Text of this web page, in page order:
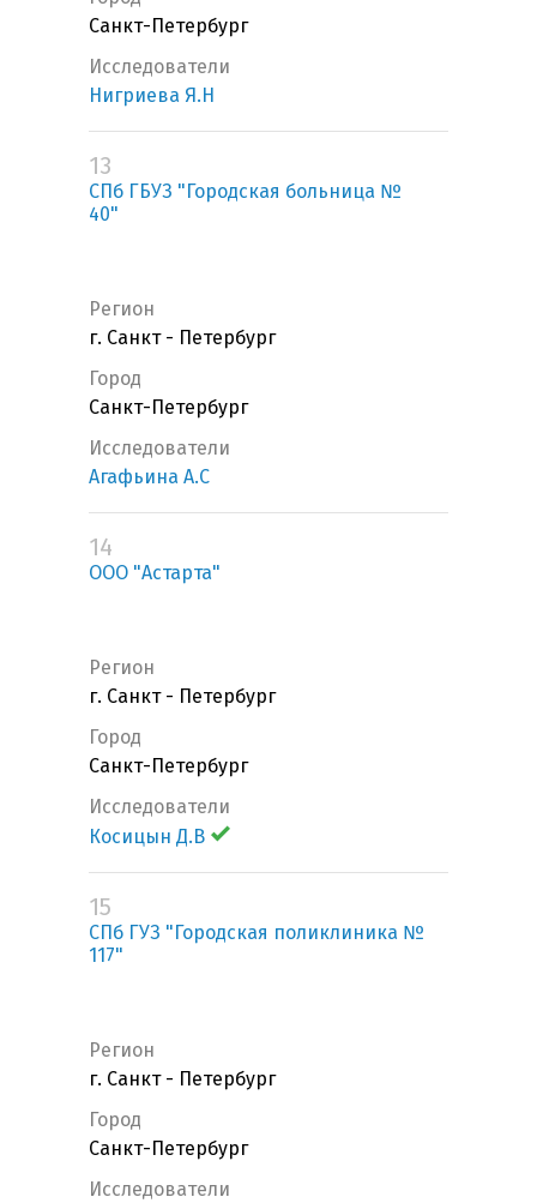
Санкт-Петербург
Исследователи
Нигриева Я.Н
13
СПб ГБУЗ "Городская больница №
40"
Регион
г. Санкт - Петербург
Город
Санкт-Петербург
Исследователи
Агафьина А.С
14
ООО "Астарта"
Регион
г. Санкт - Петербург
Город
Санкт-Петербург
Исследователи
Косицын Д.В
15
СПб ГУЗ "Городская поликлиника №
117"
Регион
г. Санкт - Петербург
Город
Санкт-Петербург
Исследователи